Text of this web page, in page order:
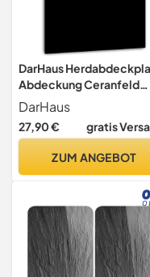
DarHaus
Abdeckung Ceranfeld
Abdeckplatte
Schneidebrett 1-Teilig
40x52 cm Schwarz
DarHaus
27,90 € gratis
ZUM ANGEBOT